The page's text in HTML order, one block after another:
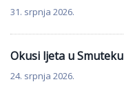
31. srpnja 2026.
Okusi ljeta u Smuteku
24. srpnja 2026.